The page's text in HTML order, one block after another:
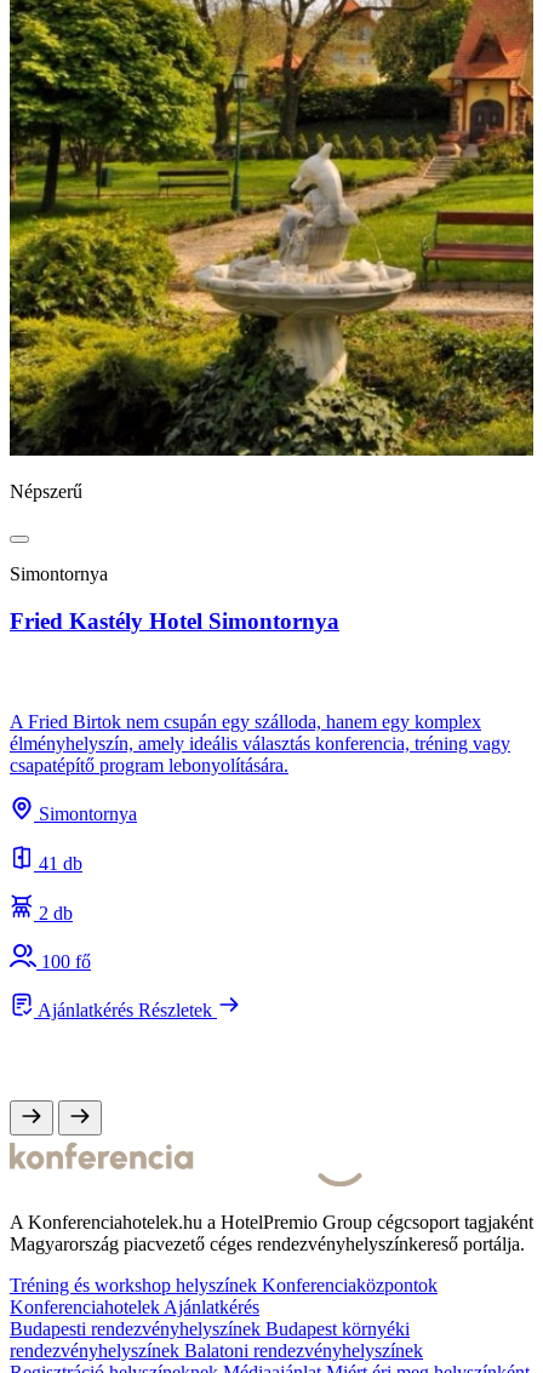
Népszerű
Simontornya
Fried Kastély Hotel Simontornya
A Fried Birtok nem csupán egy szálloda, hanem egy komplex
élményhelyszín, amely ideális választás konferencia, tréning vagy
csapatépítő program lebonyolítására.
Simontornya
41 db
2 db
100 fő
Ajánlatkérés Részletek
A Konferenciahotelek.hu a HotelPremio Group cégcsoport tagjaként
Magyarország piacvezető céges rendezvényhelyszínkereső portálja.
Tréning és workshop helyszínek Konferenciaközpontok
Konferenciahotelek Ajánlatkérés
Budapesti rendezvényhelyszínek Budapest környéki
rendezvényhelyszínek Balatoni rendezvényhelyszínek